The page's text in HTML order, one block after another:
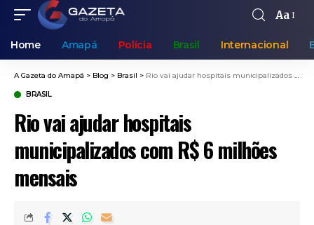
Aa
Home Amapá Polícia Brasil Internacional
A Gazeta do Amapá > Blog > Brasil > Rio vai ajudar hospitais municipalizados com R$ 6 milhões mensais
BRASIL
Rio vai ajudar hospitais
municipalizados com R$ 6 milhões
mensais